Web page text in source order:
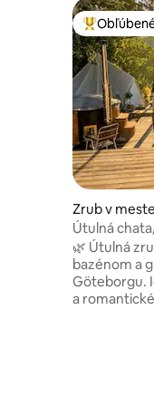
Zrub v
Útulná
bazén/
🌿 Útulná
bazénom a
Göteborgu.
a